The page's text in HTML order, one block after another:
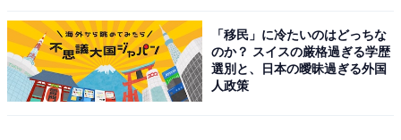
「移民」に冷たいのはどっちな
のか？ スイスの厳格過ぎる学歴
選別と、日本の曖昧過ぎる外国
人政策